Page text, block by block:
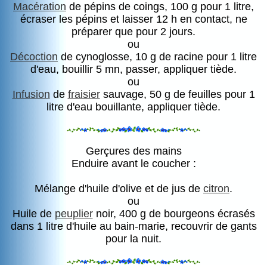
Macération de pépins de coings, 100 g pour 1 litre,
écraser les pépins et laisser 12 h en contact, ne
préparer que pour 2 jours.
ou
Décoction de cynoglosse, 10 g de racine pour 1 litre
d'eau, bouillir 5 mn, passer, appliquer tiède.
ou
Infusion de fraisiersauvage, 50 g de feuilles pour 1
litre d'eau bouillante, appliquer tiède.
Gerçures des mains
Enduire avant le coucher :
Mélange d'huile d'olive et de jus de citron.
ou
Huile de peupliernoir, 400 g de bourgeons écrasés
dans 1 litre d'huile au bain-marie, recouvrir de gants
pour la nuit.